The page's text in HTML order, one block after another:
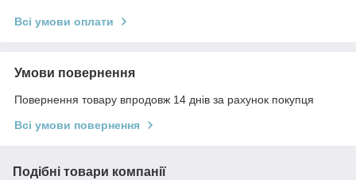
Всі умови оплати
Умови повернення
Повернення товару впродовж 14 днів за рахунок покупця
Всі умови повернення
Подібні товари компанії